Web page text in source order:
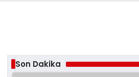
Son Dakika